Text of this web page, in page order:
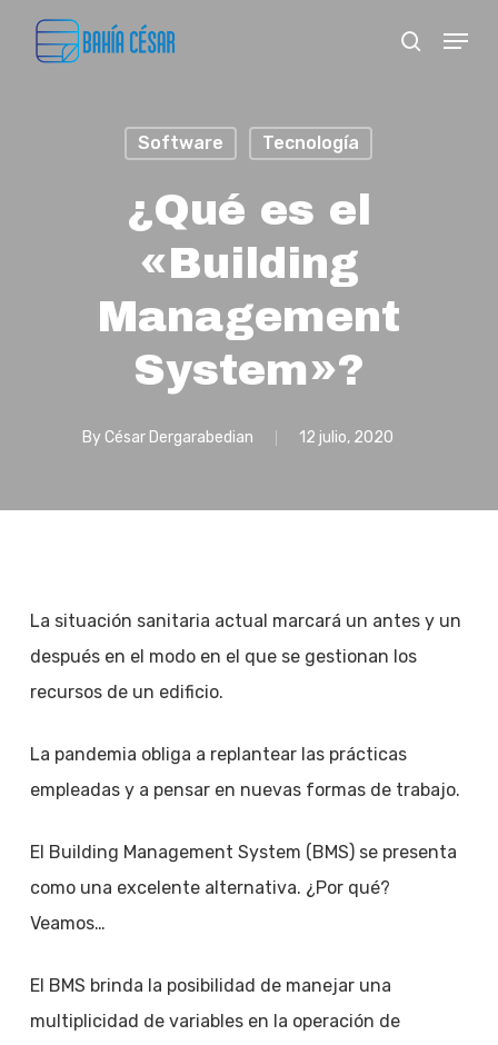
search
Menu
Software Tecnología
¿Qué es el
«Building
Management
System»?
By César Dergarabedian 12 julio, 2020
La situación sanitaria actual marcará un antes y un
después en el modo en el que se gestionan los
recursos de un edificio.
La pandemia obliga a replantear las prácticas
empleadas y a pensar en nuevas formas de trabajo.
El Building Management System (BMS) se presenta
como una excelente alternativa. ¿Por qué?
Veamos…
El BMS brinda la posibilidad de manejar una
multiplicidad de variables en la operación de